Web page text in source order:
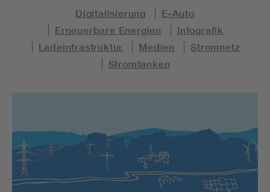
Digitalisierung
E-Auto
Erneuerbare Energien
Infografik
Ladeinfrastruktur
Medien
Stromnetz
Stromtanken